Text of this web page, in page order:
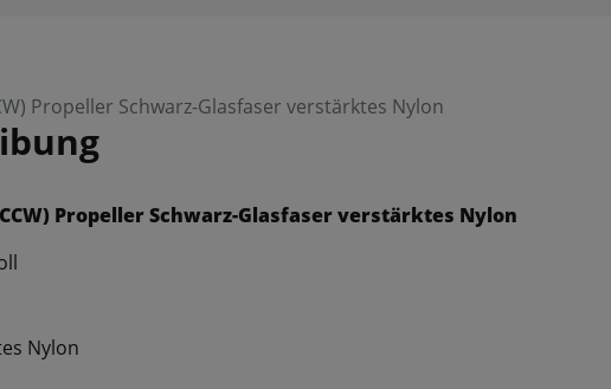
Propeller Schwarz-Glasfaser verstärktes Nylon
Propeller Schwarz-Glasfaser verstärktes Nylon
Nylon